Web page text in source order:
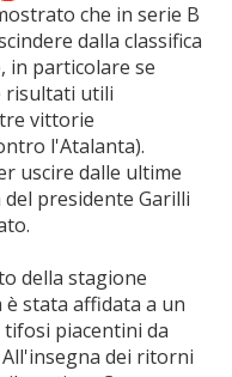
che in serie B
dalla classifica
in particolare se
risultati utili
vittorie
l'Atalanta).
uscire dalle ultime
presidente Garilli
della stagione
è stata affidata a un
piacentini da
dei ritorni